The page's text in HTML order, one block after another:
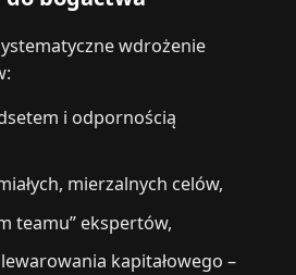
wdrożenie
i odpornością
mierzalnych celów,
teamu” ekspertów,
kapitałowego –